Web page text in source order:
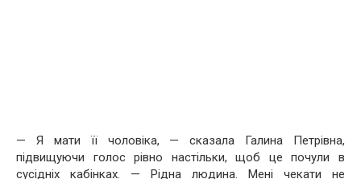
— Я мати її чоловіка, — сказала Галина Петрівна,
підвищуючи голос рівно настільки, щоб це почули в
сусідніх кабінках. — Рідна людина. Мені чекати не